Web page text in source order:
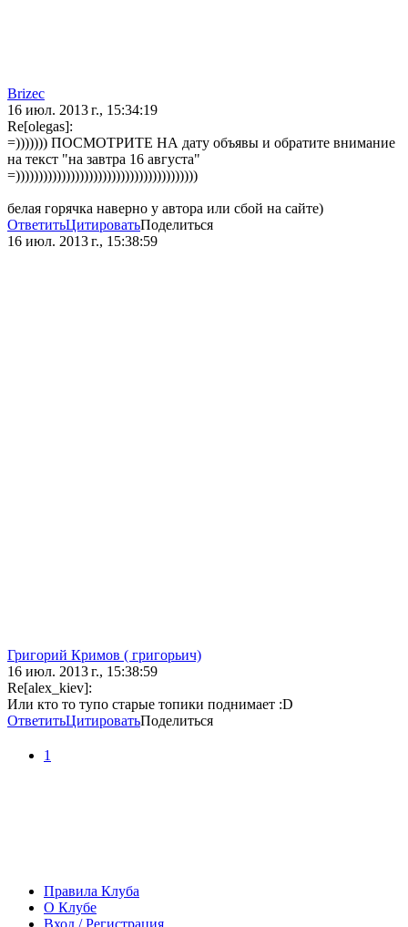
Brizec
16 июл. 2013 г., 15:34:19
Re[olegas]:
=))))))) ПОСМОТРИТЕ НА дату объявы и обратите внимание
на текст "на завтра 16 августа"
=))))))))))))))))))))))))))))))))))))))))
белая горячка наверно у автора или сбой на сайте)
ОтветитьЦитироватьПоделиться
16 июл. 2013 г., 15:38:59
Григорий Кримов ( григорьич)
16 июл. 2013 г., 15:38:59
Re[alex_kiev]:
Или кто то тупо старые топики поднимает :D
ОтветитьЦитироватьПоделиться
1
Правила Клуба
О Клубе